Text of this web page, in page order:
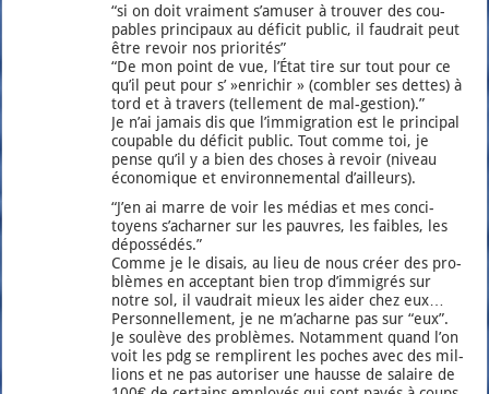
“si on doit vrai­ment s’amuser à trou­ver des cou­
pables prin­ci­paux au défi­cit public, il fau­drait peut
être revoir nos prio­ri­tés”
“De mon point de vue, l’État tire sur tout pour ce
qu’il peut pour s’ »enri­chir » (com­bler ses dettes) à
tord et à tra­vers (tel­le­ment de mal-ges­tion).”
Je n’ai jamais dis que l’im­mi­gra­tion est le prin­ci­pal
cou­pable du défi­cit public. Tout comme toi, je
pense qu’il y a bien des choses à revoir (niveau
éco­no­mique et envi­ron­ne­men­tal d’ailleurs).
“J’en ai marre de voir les médias et mes conci­
toyens s’acharner sur les pauvres, les faibles, les
dépos­sé­dés.”
Comme je le disais, au lieu de nous créer des pro­
blèmes en accep­tant bien trop d’im­mi­grés sur
notre sol, il vau­drait mieux les aider chez eux…
Per­son­nel­le­ment, je ne m’a­charne pas sur “eux”.
Je sou­lève des pro­blèmes. Notam­ment quand l’on
voit les pdg se rem­plirent les poches avec des mil­
lions et ne pas auto­ri­ser une hausse de salaire de